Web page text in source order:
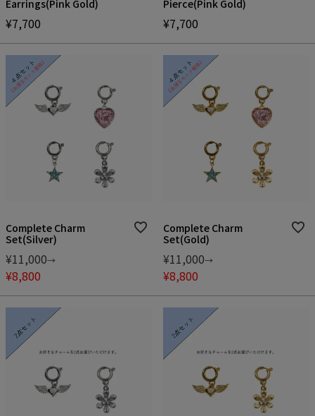
Earrings(Pink Gold)
¥7,700
Pierce(Pink Gold)
¥7,700
Complete Charm
Set(Silver)
¥11,000→
¥8,800
Complete Charm
Set(Gold)
¥11,000→
¥8,800